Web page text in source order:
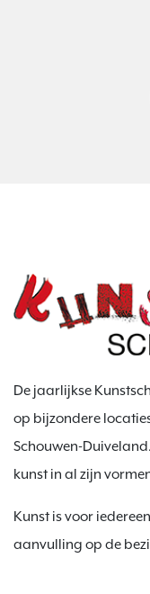
De jaarlijkse
op bijzondere
Schouwen-
kunst in al zijn
Kunst is voor
aanvulling op de